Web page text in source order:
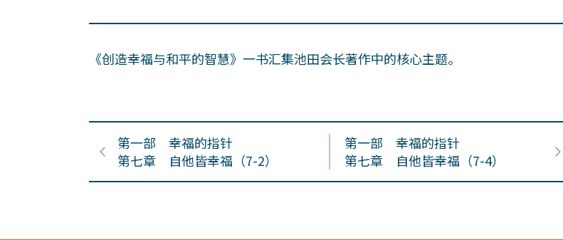
《创造幸福与和平的智慧》一书汇集池田会长著作中的核心主题。
第一部 幸福的指针
第七章 自他皆幸福（7-2）
第一部 幸福的指针
第七章 自他皆幸福（7-4）